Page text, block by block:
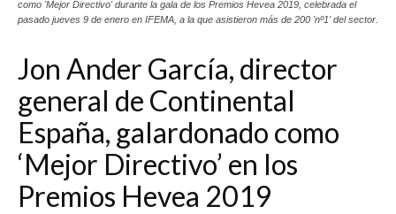
como 'Mejor Directivo' durante la gala de los Premios Hevea 2019, celebrada el
pasado jueves 9 de enero en IFEMA, a la que asistieron más de 200 'nº1' del sector.
Jon Ander García, director
general de Continental
España, galardonado como
‘Mejor Directivo’ en los
Premios Hevea 2019